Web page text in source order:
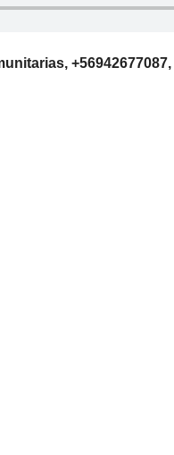
+56942677087,